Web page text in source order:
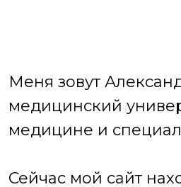
Меня зовут
медицинский
медицине и
Сейчас мой сайт